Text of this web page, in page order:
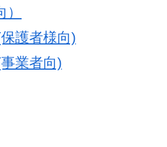
護者様向)
業者向)